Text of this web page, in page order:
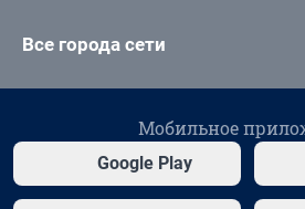
Все города сети
Мобильное
Google Play